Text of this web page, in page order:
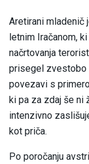
Aretirani mladenič
letnim Iračanom,
načrtovanja
prisegel zvestobo
povezavi s
ki pa za zdaj še
intenzivno
kot priča.
Po poročanju